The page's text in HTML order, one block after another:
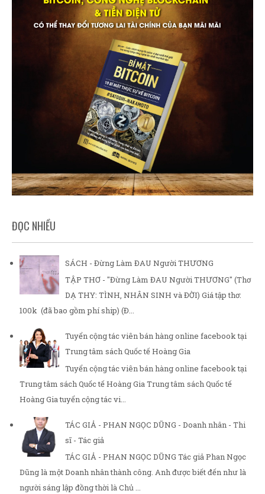
ĐỌC NHIỀU
SÁCH - Đừng Làm ĐAU Người THƯƠNG
TẬP THƠ - "Đừng Làm ĐAU Người THƯƠNG" (Thơ
DẠ THY: TÌNH, NHÂN SINH và ĐỜI) Giá tập thơ:
100k (đã bao gồm phí ship) (Đ...
Tuyển cộng tác viên bán hàng online facebook tại
Trung tâm sách Quốc tế Hoàng Gia
Tuyển cộng tác viên bán hàng online facebook tại
Trung tâm sách Quốc tế Hoàng Gia Trung tâm sách Quốc tế
Hoàng Gia tuyển cộng tác vi...
TÁC GIẢ - PHAN NGỌC DŨNG - Doanh nhân - Thi
sĩ - Tác giả
TÁC GIẢ - PHAN NGỌC DŨNG Tác giả Phan Ngọc
Dũng là một Doanh nhân thành công. Anh được biết đến như là
người sáng lập đồng thời là Chủ ...